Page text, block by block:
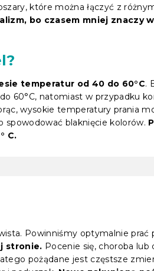
które można łączyć z
bo czasem mniej znaczy
temperatur od 40 do 60°C.
60°C, natomiast w przypadku
wysokie temperatury prania
spowodować blaknięcie kolorów.
C.
Powinniśmy optymalnie prać
stronie. Pocenie się, choroba lub
pożądane jest częstsze